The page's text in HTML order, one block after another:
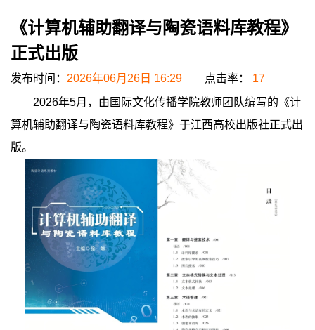
《计算机辅助翻译与陶瓷语料库教程》
正式出版
发布时间： 2026年06月26日 16:29 点击率： 17
2026年5月，由国际文化传播学院教师团队编写的《计
算机辅助翻译与陶瓷语料库教程》于江西高校出版社正式出
版。